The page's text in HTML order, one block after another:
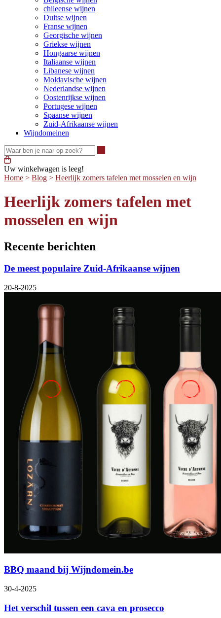
chileense wijnen
Duitse wijnen
Franse wijnen
Georgische wijnen
Griekse wijnen
Hongaarse wijnen
Italiaanse wijnen
Libanese wijnen
Moldavische wijnen
Nederlandse wijnen
Oostenrijkse wijnen
Portugese wijnen
Spaanse wijnen
Zuid-Afrikaanse wijnen
Wijndomeinen
Uw winkelwagen is leeg!
Home > Blog > Heerlijk zomers tafelen met mosselen en wijn
Heerlijk zomers tafelen met
mosselen en wijn
Recente berichten
De meest populaire Zuid-Afrikaanse wijnen
20-8-2025
BBQ maand bij Wijndomein.be
30-4-2025
Het verschil tussen een cava en prosecco